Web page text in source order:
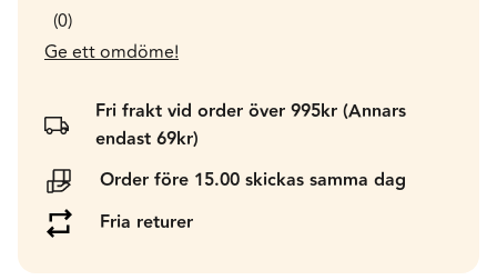
0
Ge ett omdöme!
Fri frakt vid order över 995kr (Annars
endast 69kr)
Order före 15.00 skickas samma dag
Fria returer